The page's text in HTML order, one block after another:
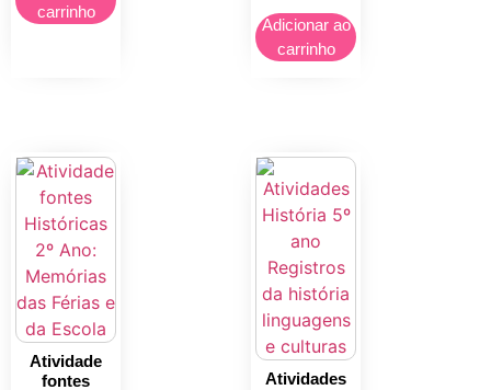
carrinho
Adicionar ao
carrinho
Atividade
fontes
Atividades